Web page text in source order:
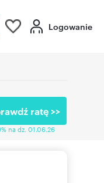
Logowanie
ratę >>
na dz. 01.06.26